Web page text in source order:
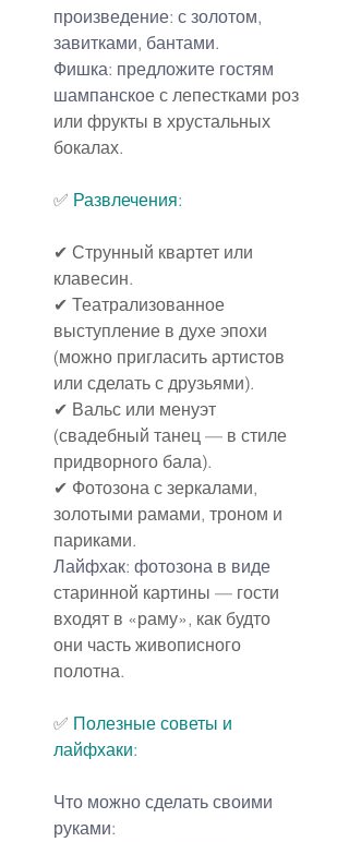
произведение: с золотом,
завитками, бантами.
Фишка: предложите гостям
шампанское с лепестками роз
или фрукты в хрустальных
бокалах.
✅ Развлечения:
✔ Струнный квартет или
клавесин.
✔ Театрализованное
выступление в духе эпохи
(можно пригласить артистов
или сделать с друзьями).
✔ Вальс или менуэт
(свадебный танец — в стиле
придворного бала).
✔ Фотозона с зеркалами,
золотыми рамами, троном и
париками.
Лайфхак: фотозона в виде
старинной картины — гости
входят в «раму», как будто
они часть живописного
полотна.
✅ Полезные советы и
лайфхаки:
Что можно сделать своими
руками: